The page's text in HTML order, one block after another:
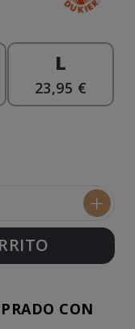
L
23,95 €
+
CON